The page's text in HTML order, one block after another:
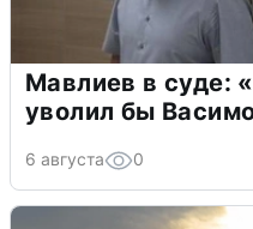
Мавлиев в суде:
уволил бы
6 августа 0